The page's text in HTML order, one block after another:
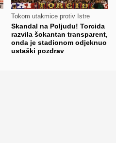
Tokom utakmice protiv Istre
Skandal na Poljudu! Torcida
razvila šokantan transparent,
onda je stadionom odjeknuo
ustaški pozdrav